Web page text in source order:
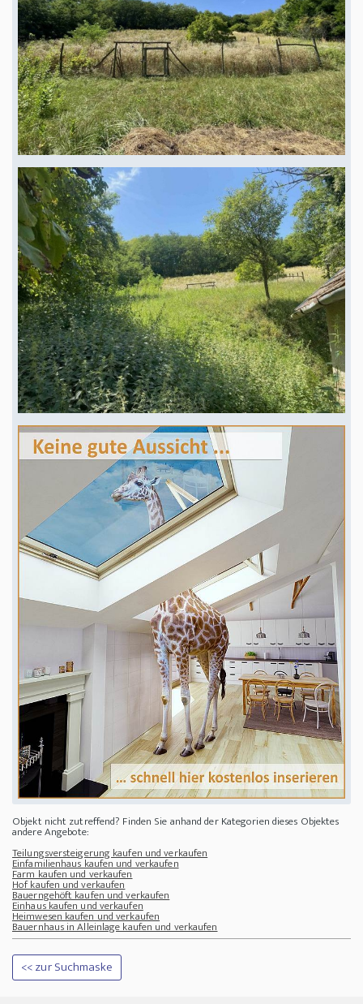
Objekt nicht zutreffend? Finden Sie anhand der Kategorien dieses Objektes
andere Angebote:
Teilungsversteigerung kaufen und verkaufen
Einfamilienhaus kaufen und verkaufen
Farm kaufen und verkaufen
Hof kaufen und verkaufen
Bauerngehöft kaufen und verkaufen
Einhaus kaufen und verkaufen
Heimwesen kaufen und verkaufen
Bauernhaus in Alleinlage kaufen und verkaufen
<< zur Suchmaske